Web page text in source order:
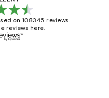
on 108345 reviews.
reviews here.